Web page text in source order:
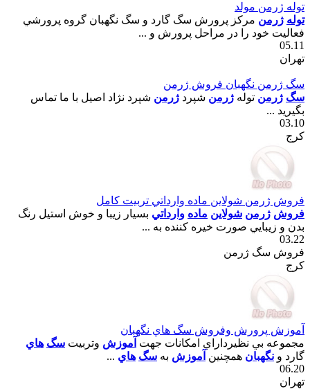
توله ژرمن مولد
توله ژرمن مرکز پرورش سگ گارد و سگ نگهبان گروه پرورشي
فعاليت خود را در مراحل پرورش و ...
05.11
تهران
سگ ژرمن نگهبان فروش ژرمن
سگ ژرمن توله ژرمن شپرد ژرمن شپرد نژاد اصيل با ما تماس
بگيريد ...
03.10
کرج
فروش ژرمن شولاين ماده وارداتي تربيت کامل
فروش ژرمن شولاين ماده وارداتي بسيار زيبا و خوش استيل رنگ
بدن و زيبايي صورت خيره کننده به ...
03.22
فروش سگ ژرمن
کرج
آموزش پرورش وفروش سگ هاي نگهبان
مجموعه بي نظيرداراي امکانات جهت آموزش وتربيت سگ هاي
گارد و نگهبان همچنين آموزش به سگ هاي ...
06.20
تهران